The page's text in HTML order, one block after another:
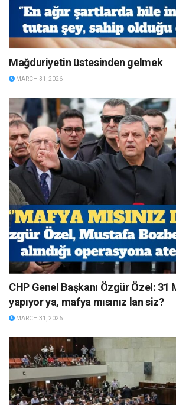
Mağduriyetin üstesinden gelmek
MARCH 31, 2026
CHP Genel Başkanı Özgür Özel: 31
yapıyor ya, mafya mısınız lan siz?
MARCH 31, 2026